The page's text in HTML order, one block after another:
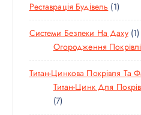
О
В
А
Р
И
Реставрація Будівель 11
Т
О
В
А
Р
Системи Безпеки На Даху 11
Т
О
В
А
Огородження Покрівлі
Титан-Цинкова Покрівля Та
Титан-Цинк Для
77